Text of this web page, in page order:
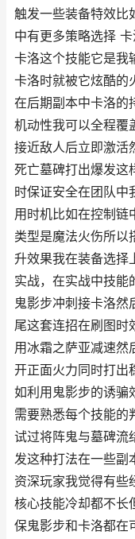
触发一些装备特效比
中有更多策略选择
卡洛这个技能它是我
卡洛时就被它炫酷的
在后期副本中卡洛的
机动性我可以全程覆
接近敌人后立即激活
死亡墓碑打出爆发这
时保证安全在团队中
用时机比如在控制链
类型是魔法火伤所以
升效果我在装备选择
实战，在实战中技能
鬼影步冲刺接卡洛然
尾这套连招在刷图时
用冰霜之萨亚减速然
开正面火力同时打出
如利用鬼影步的诱骗
需要熟悉每个技能的
试过将阵鬼与墓碑流
发这种打法在一些副
资深玩家我觉得有些
核心技能冷却都不长
保鬼影步和卡洛都在